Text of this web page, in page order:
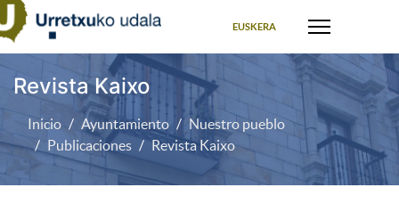
EUSKERA
Revista Kaixo
Inicio Ayuntamiento
Nuestro pueblo
Publicaciones
Revista Kaixo